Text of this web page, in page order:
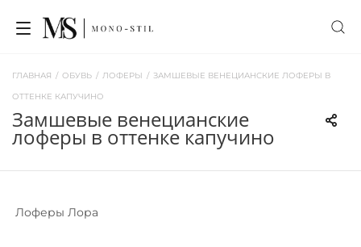
ГЛАВНАЯ / ОБУВЬ / ЛОФЕРЫ / ЗАМШЕВЫЕ ВЕНЕЦИАНСКИЕ ЛОФЕРЫ В
ОТТЕНКЕ КАПУЧИНО
замшевые венецианские
лоферы в оттенке капучино
Лоферы Лора